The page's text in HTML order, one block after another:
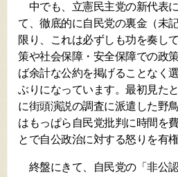
中でも、立憲民主党の新代表
て、徹底的に自民党の裏金（未
限り、これは必ずしも功を奏し
策や社会保障・安全保障での政
ば余計な公約を掲げることなく
ぶりになっています。最初見た
に街頭演説の調査に派遣した野
はもっぱら自民党批判に時間を
とで自公政治に対する怒りを有
終盤にきて、自民党の「非公